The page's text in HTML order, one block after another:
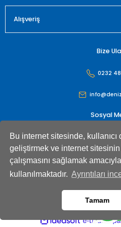
Bu internet sitesinde, kullanıcı
geliştirmek ve internet
çalışmasını sağlamak
kullanılmaktadır. Ayrıntıları
Tamam
Alışveriş
Bize
0232
Sosyal
Denizmar İç Dış Ticaret Anonim
ideasoft